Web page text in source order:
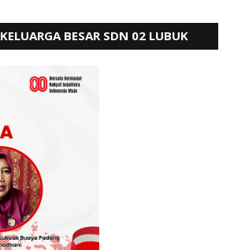
BESAR SDN 02 LUBUK